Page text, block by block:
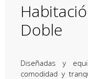
Doble
Diseñadas y
comodidad y